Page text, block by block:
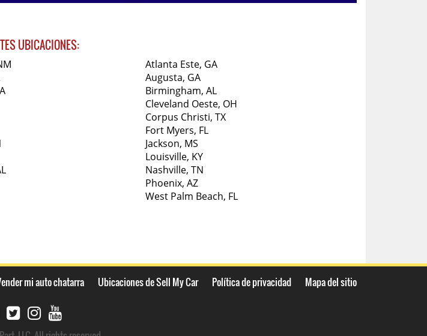
UBICACIONES:
Atlanta Este, GA
Augusta, GA
Birmingham, AL
Cleveland Oeste, OH
Corpus Christi, TX
Fort Myers, FL
Jackson, MS
Louisville, KY
Nashville, TN
Phoenix, AZ
West Palm Beach, FL
mi auto chatarra Ubicaciones de Sell My Car Política de privacidad Mapa del sitio